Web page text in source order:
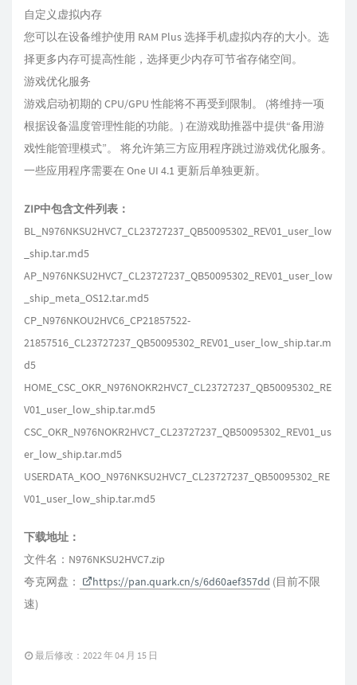
自定义虚拟内存
您可以在设备维护使用 RAM Plus 选择手机虚拟内存的大小。选
择更多内存可提高性能，选择更少内存可节省存储空间。
游戏优化服务
游戏启动初期的 CPU/GPU 性能将不再受到限制。 (将维持一项
根据设备温度管理性能的功能。) 在游戏助推器中提供“备用游
戏性能管理模式”。 将允许第三方应用程序跳过游戏优化服务。
一些应用程序需要在 One UI 4.1 更新后单独更新。
ZIP中包含文件列表：
BL_N976NKSU2HVC7_CL23727237_QB50095302_REV01_user_low
_ship.tar.md5
AP_N976NKSU2HVC7_CL23727237_QB50095302_REV01_user_low
_ship_meta_OS12.tar.md5
CP_N976NKOU2HVC6_CP21857522-
21857516_CL23727237_QB50095302_REV01_user_low_ship.tar.m
d5
HOME_CSC_OKR_N976NOKR2HVC7_CL23727237_QB50095302_RE
V01_user_low_ship.tar.md5
CSC_OKR_N976NOKR2HVC7_CL23727237_QB50095302_REV01_us
er_low_ship.tar.md5
USERDATA_KOO_N976NKSU2HVC7_CL23727237_QB50095302_RE
V01_user_low_ship.tar.md5
下载地址：
文件名：N976NKSU2HVC7.zip
夸克网盘：
https://pan.quark.cn/s/6d60aef357dd (目前不限
速)
最后修改：2022 年 04 月 15 日